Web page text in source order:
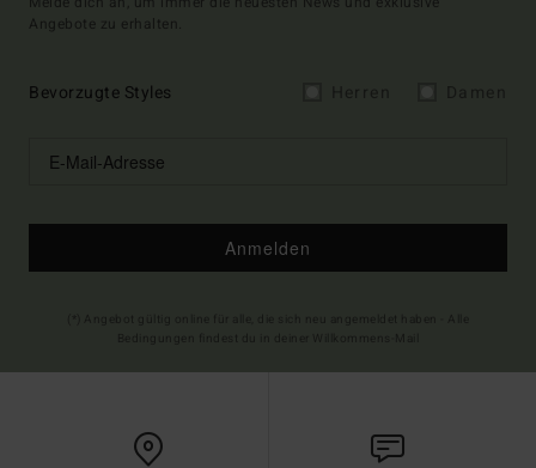
Angebote zu erhalten.
Bevorzugte Styles
Anmelden